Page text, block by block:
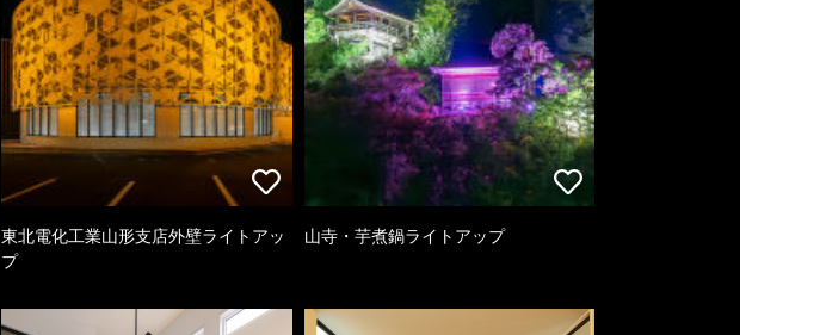
東北電化工業山形支店外壁ライトアッ
プ
山寺・芋煮鍋ライトアップ